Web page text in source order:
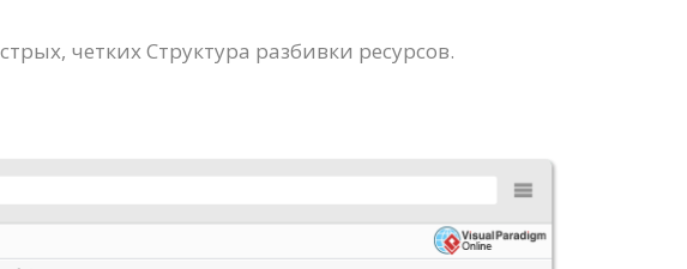
четких Структура разбивки ресурсов.